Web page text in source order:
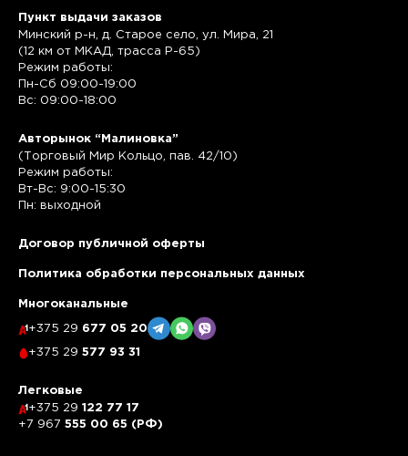
Пункт выдачи заказов
Минский р-н, д. Старое село, ул. Мира, 21
(12 км от МКАД, трасса P-65)
Режим работы:
Пн-Сб 09:00-19:00
Вс: 09:00-18:00
Авторынок “Малиновка”
(Торговый Мир Кольцо, пав. 42/10)
Режим работы:
Вт-Вс: 9:00-15:30
Пн: выходной
Договор публичной оферты
Политика обработки персональных данных
Многоканальные
+375 29 677 05 20
+375 29 577 93 31
Легковые
+375 29 122 77 17
+7 967 555 00 65 (РФ)